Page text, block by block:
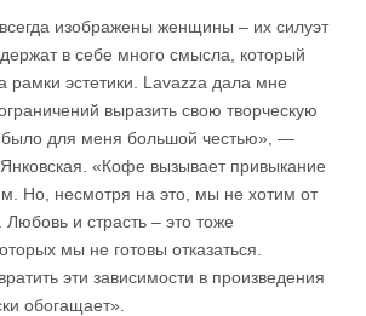
изображены женщины – их силуэт
в себе много смысла, который
рамки эстетики. Lavazza дала мне
выразить свою творческую
было для меня большой честью», —
«Кофе вызывает привыкание
Но, несмотря на это, мы не хотим от
Любовь и страсть – это тоже
мы не готовы отказаться.
эти зависимости в произведения
обогащает».